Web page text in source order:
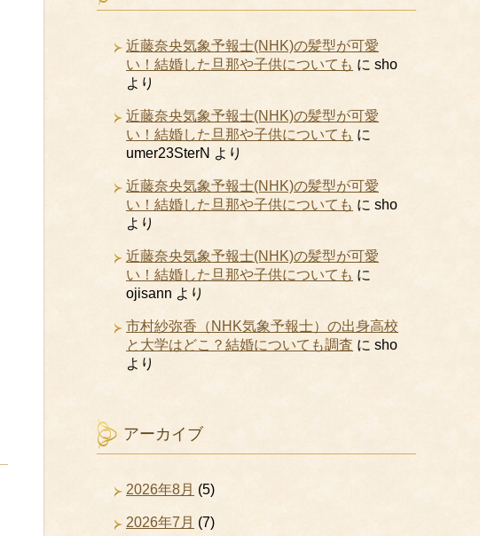
近藤奈央気象予報士(NHK)の髪型が可愛
い！結婚した旦那や子供についても に sho
より
近藤奈央気象予報士(NHK)の髪型が可愛
い！結婚した旦那や子供についても に
umer23SterN より
近藤奈央気象予報士(NHK)の髪型が可愛
い！結婚した旦那や子供についても に sho
より
近藤奈央気象予報士(NHK)の髪型が可愛
い！結婚した旦那や子供についても に
ojisann より
市村紗弥香（NHK気象予報士）の出身高校
と大学はどこ？結婚についても調査 に sho
より
アーカイブ
2026年8月 (5)
2026年7月 (7)